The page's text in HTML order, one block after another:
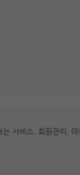
서비스, 회원관리,